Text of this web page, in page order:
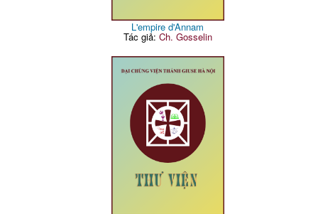
L'empire d'Annam
Tác giả: Ch. Gosselin